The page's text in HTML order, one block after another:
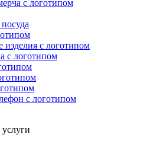
с логотипом
изделия с логотипом
с логотипом
с логотипом